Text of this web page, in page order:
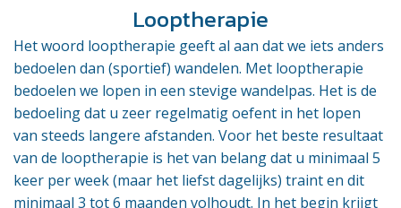
Looptherapie
Het woord looptherapie geeft al aan dat we iets anders
bedoelen dan (sportief) wandelen. Met looptherapie
bedoelen we lopen in een stevige wandelpas. Het is de
bedoeling dat u zeer regelmatig oefent in het lopen
van steeds langere afstanden. Voor het beste resultaat
van de looptherapie is het van belang dat u minimaal 5
keer per week (maar het liefst dagelijks) traint en dit
minimaal 3 tot 6 maanden volhoudt. In het begin krijgt